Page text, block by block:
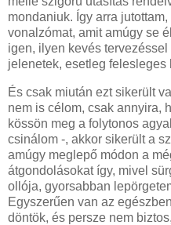
mondaniuk. Így arra
vonalzómat, amit amúgy se
igen, ilyen kevés
jelenetek, esetleg
És csak miután ezt sikerült
nem is célom, csak annyira,
kössön meg a folytonos
csinálom -, akkor sikerült a
amúgy meglepő módon a
átgondolásokat így, mivel
ollója, gyorsabban
Egyszerűen van az
döntök, és persze nem